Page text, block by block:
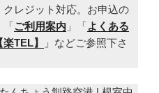
レジット対応。お申込の
「ご利用案内 」「よくある
TEL】
」などご参照下さ